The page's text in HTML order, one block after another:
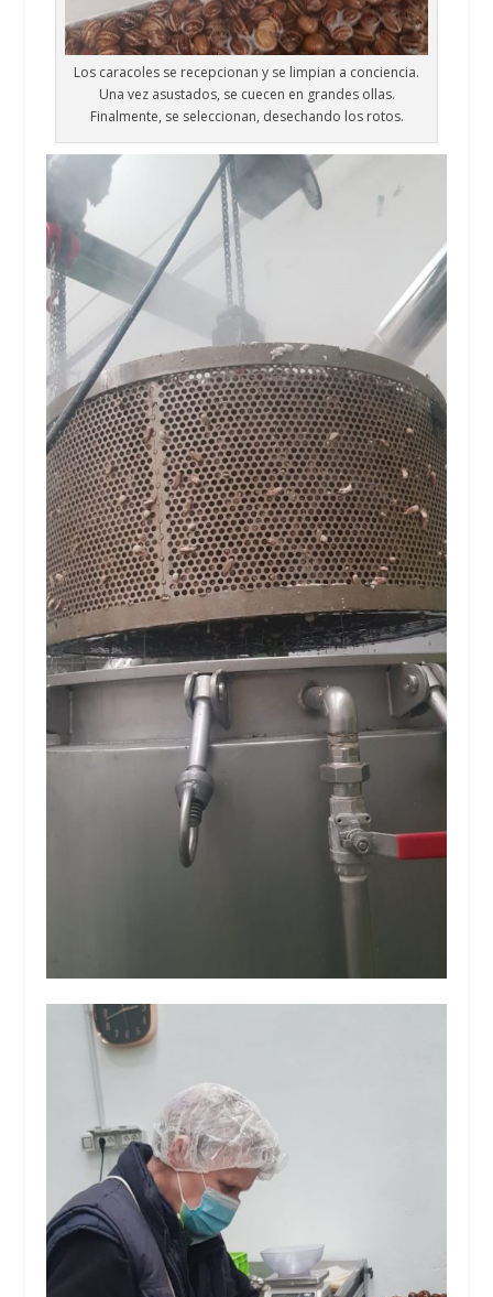
Los caracoles se recepcionan y se limpian a conciencia.
Una vez asustados, se cuecen en grandes ollas.
Finalmente, se seleccionan, desechando los rotos.